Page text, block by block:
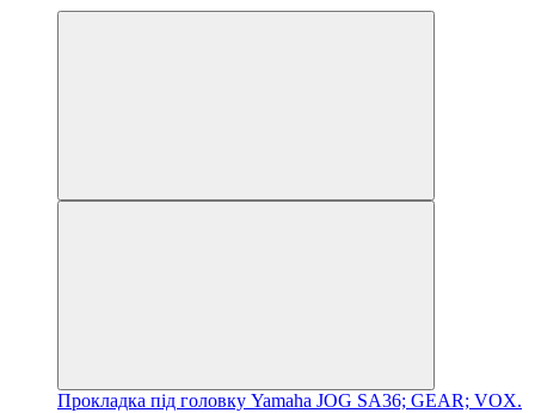
Прокладка під головку Yamaha JOG SA36; GEAR; VOX.